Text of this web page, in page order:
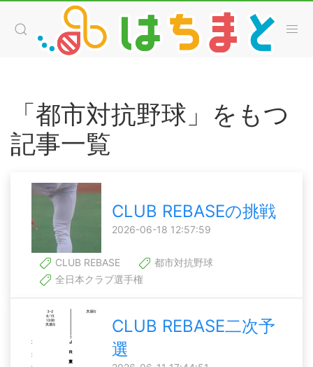
「都市対抗野球」をもつ
記事一覧
CLUB REBASEの挑戦
2026-06-18 12:57:59
CLUB REBASE
都市対抗野球
全日本クラブ選手権
CLUB REBASE二次予
選